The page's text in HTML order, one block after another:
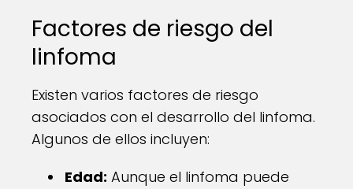
Factores de riesgo del
linfoma
Existen varios factores de riesgo
asociados con el desarrollo del linfoma.
Algunos de ellos incluyen:
Edad: Aunque el linfoma puede